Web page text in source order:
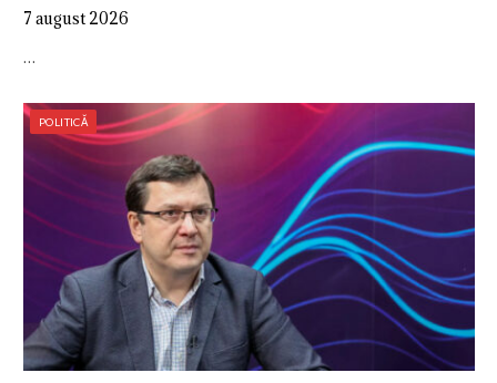
7 august 2026
…
POLITICĂ